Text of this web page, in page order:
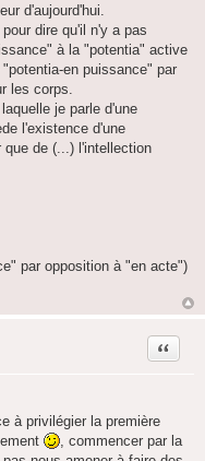
d'aujourd'hui.
dire qu'il n'y a pas
à la "potentia" active
en puissance" par
les corps.
je parle d'une
l'existence d'une
que de (...) l'intellection
par opposition à "en acte")
Citation
à privilégier la première
, commencer par la